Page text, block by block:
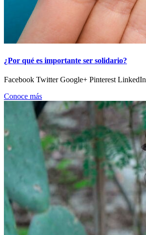
¿Por qué es importante ser solidario?
Facebook Twitter Google+ Pinterest LinkedIn
Conoce más